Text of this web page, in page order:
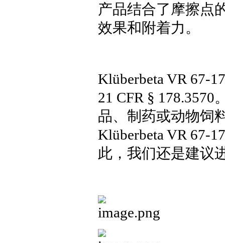
产品结合了摩擦点
效果和附着力。
Klüberbeta VR 67-
21 CFR §
品、制药或动物饲
Klüberbeta VR 67-
此，我们还是建议